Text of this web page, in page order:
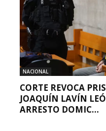
NACIONAL
CORTE REVOCA
JOAQUÍN LAVÍN
ARRESTO DOMIC...